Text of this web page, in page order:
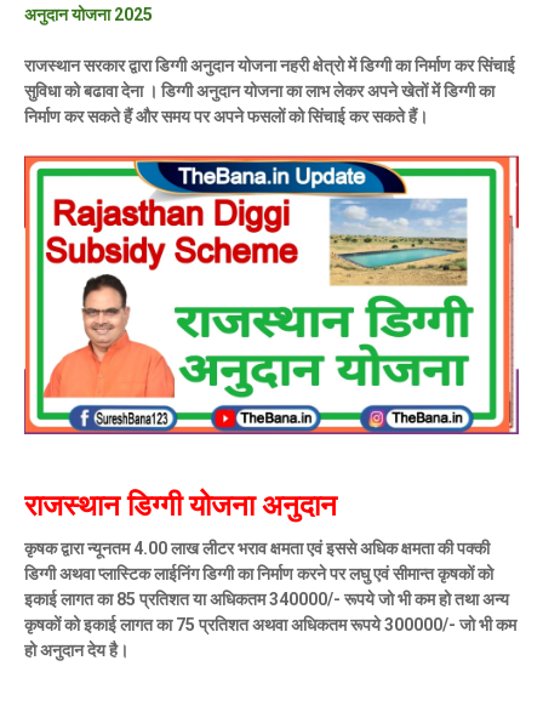
अनुदान योजना 2025
राजस्थान सरकार द्वारा डिग्गी अनुदान योजना नहरी क्षेत्रो में डिग्गी का निर्माण कर सिंचाई
सुविधा को बढावा देना । डिग्गी अनुदान योजना का लाभ लेकर अपने खेतों में डिग्गी का
निर्माण कर सकते हैं और समय पर अपने फसलों को सिंचाई कर सकते हैं।
राजस्थान डिग्गी योजना अनुदान
कृषक द्वारा न्यूनतम 4.00 लाख लीटर भराव क्षमता एवं इससे अधिक क्षमता की पक्की
डिग्गी अथवा प्लास्टिक लाईनिंग डिग्गी का निर्माण करने पर लघु एवं सीमान्त कृषकों को
इकाई लागत का 85 प्रतिशत या अधिकतम 340000/- रूपये जो भी कम हो तथा अन्य
कृषकों को इकाई लागत का 75 प्रतिशत अथवा अधिकतम रूपये 300000/- जो भी कम
हो अनुदान देय है।